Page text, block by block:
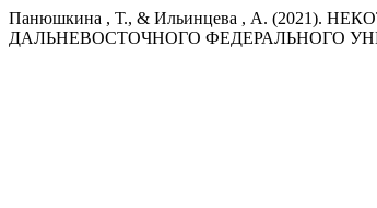
Панюшкина , Т., & Ильинцева , А.
ДАЛЬНЕВОСТОЧНОГО ФЕДЕРАЛЬНОГО